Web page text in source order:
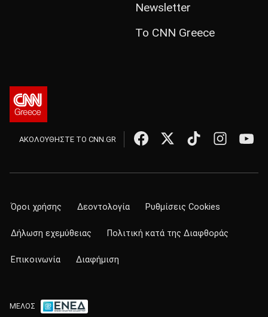
Newsletter
Το CNN Greece
ΑΚΟΛΟΥΘΗΣΤΕ ΤΟ CNN.GR
Όροι χρήσης Δεοντολογία Ρυθμίσεις Cookies
Δήλωση εχεμύθειας Πολιτική κατά της Διαφθοράς
Επικοινωνία Διαφήμιση
ΜΕΛΟΣ